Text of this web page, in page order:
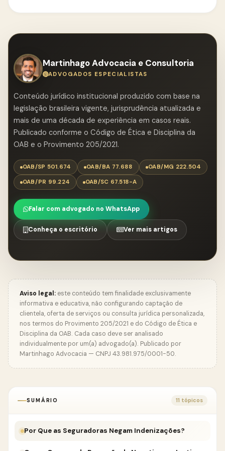
modelo de trabalho.
Martinhago Advocacia e Consultoria
ADVOGADOS ESPECIALISTAS
Conteúdo jurídico institucional produzido com base na
legislação brasileira vigente, jurisprudência atualizada e
mais de uma década de experiência em casos reais.
Publicado conforme o Código de Ética e Disciplina da
OAB e o Provimento 205/2021.
OAB/SP 501.674 OAB/BA 77.688
OAB/MG 222.504
OAB/PR 99.224
OAB/SC 67.518-A
Falar com advogado no WhatsApp
Conheça o escritório Ver mais artigos
Aviso legal: este conteúdo tem finalidade exclusivamente
informativa e educativa, não configurando captação de
clientela, oferta de serviços ou consulta jurídica personalizada,
nos termos do Provimento 205/2021 e do Código de Ética e
Disciplina da OAB. Cada caso deve ser analisado
individualmente por um(a) advogado(a). Publicado por
Martinhago Advocacia — CNPJ 43.981.975/0001-50.
SUMÁRIO 11 tópicos
Por Que as Seguradoras Negam Indenizações?